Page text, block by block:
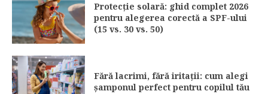
Protecție solară: ghid complet 2026
pentru alegerea corectă a SPF-ului
(15 vs. 30 vs. 50)
Fără lacrimi, fără iritații: cum alegi
șamponul perfect pentru copilul tău